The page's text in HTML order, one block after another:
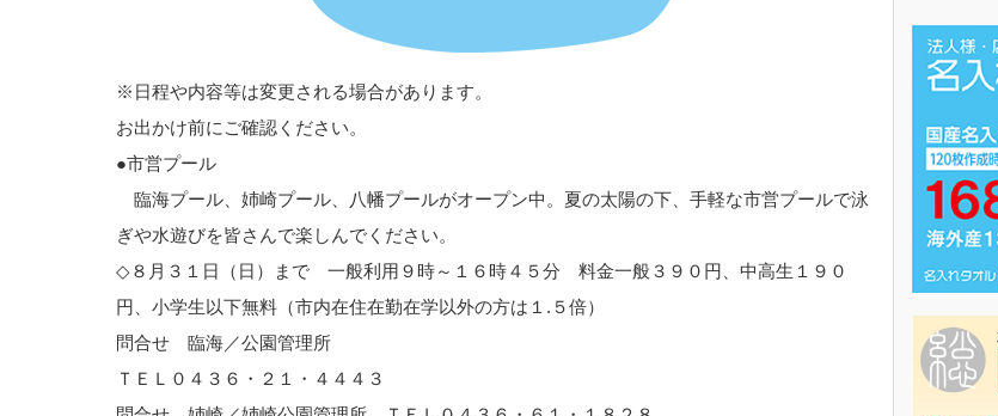
※日程や内容等は変更される場合があります。
お出かけ前にご確認ください。
●市営プール
臨海プール、姉崎プール、八幡プールがオープン中。夏の太陽の下、手軽な市営プールで泳
ぎや水遊びを皆さんで楽しんでください。
◇８月３１日（日）まで 一般利用９時～１６時４５分 料金一般３９０円、中高生１９０
円、小学生以下無料（市内在住在勤在学以外の方は１.５倍）
問合せ 臨海／公園管理所
ＴＥＬ０４３６・２１・４４４３